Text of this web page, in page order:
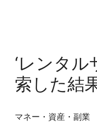
‘レンタル
索した結
マネー・資産・副業